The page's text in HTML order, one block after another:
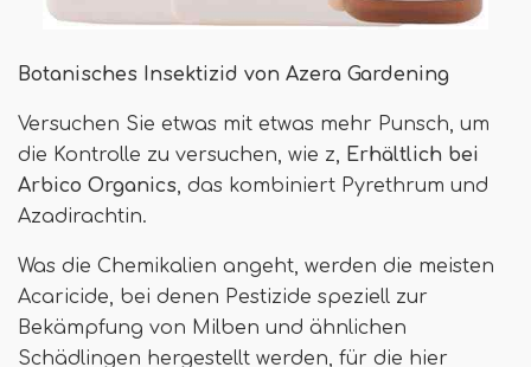
Botanisches Insektizid von Azera Gardening
Versuchen Sie etwas mit etwas mehr Punsch, um
die Kontrolle zu versuchen, wie z, Erhältlich bei
Arbico Organics, das kombiniert Pyrethrum und
Azadirachtin.
Was die Chemikalien angeht, werden die meisten
Acaricide, bei denen Pestizide speziell zur
Bekämpfung von Milben und ähnlichen
Schädlingen hergestellt werden, für die hier